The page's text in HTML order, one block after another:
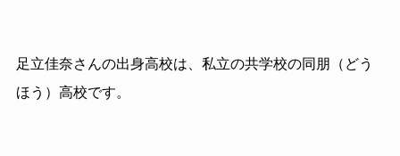
足立佳奈さんの出身高校は、私立の共学校の同朋（どう
ほう）高校です。